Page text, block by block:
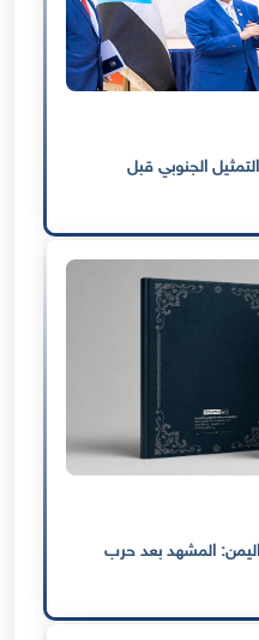
الجنوبي قبل
المشهد بعد حرب